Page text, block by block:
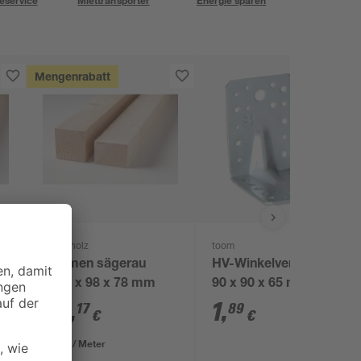
Mengenrabatt
binderholz
Rahmen sägerau
3000 x 98 x 78 mm
,17€
7,39 € / Meter
toom
HV-Winkelverbinder
90 x 90 x 65 mm
1,89 €